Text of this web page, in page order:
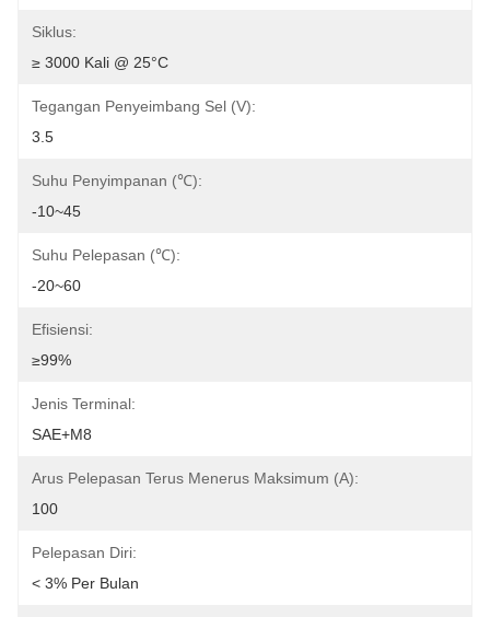
Siklus:
≥ 3000 Kali @ 25°C
Tegangan Penyeimbang Sel (V):
3.5
Suhu Penyimpanan (℃):
-10~45
Suhu Pelepasan (℃):
-20~60
Efisiensi:
≥99%
Jenis Terminal:
SAE+M8
Arus Pelepasan Terus Menerus Maksimum (A):
100
Pelepasan Diri:
< 3% Per Bulan